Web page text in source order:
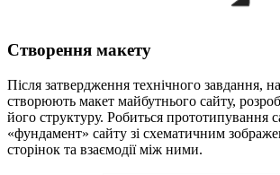
Створення макету
Після затвердження технічного завдання,
створюють макет майбутнього сайту,
його структуру. Робиться прототипування
«фундамент» сайту зі схематичним
сторінок та взаємодії між ними.